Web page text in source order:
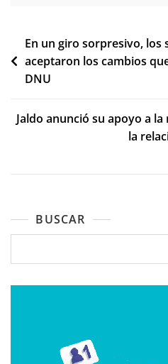
Navegación
de
entradas
En un giro sorpresivo, los
aceptaron los cambios
DNU
Jaldo anunció su apoyo a
la
BUSCAR